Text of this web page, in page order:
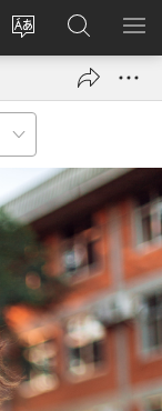
Hiki
vagahau
Saini
Kumi
JW.ORG